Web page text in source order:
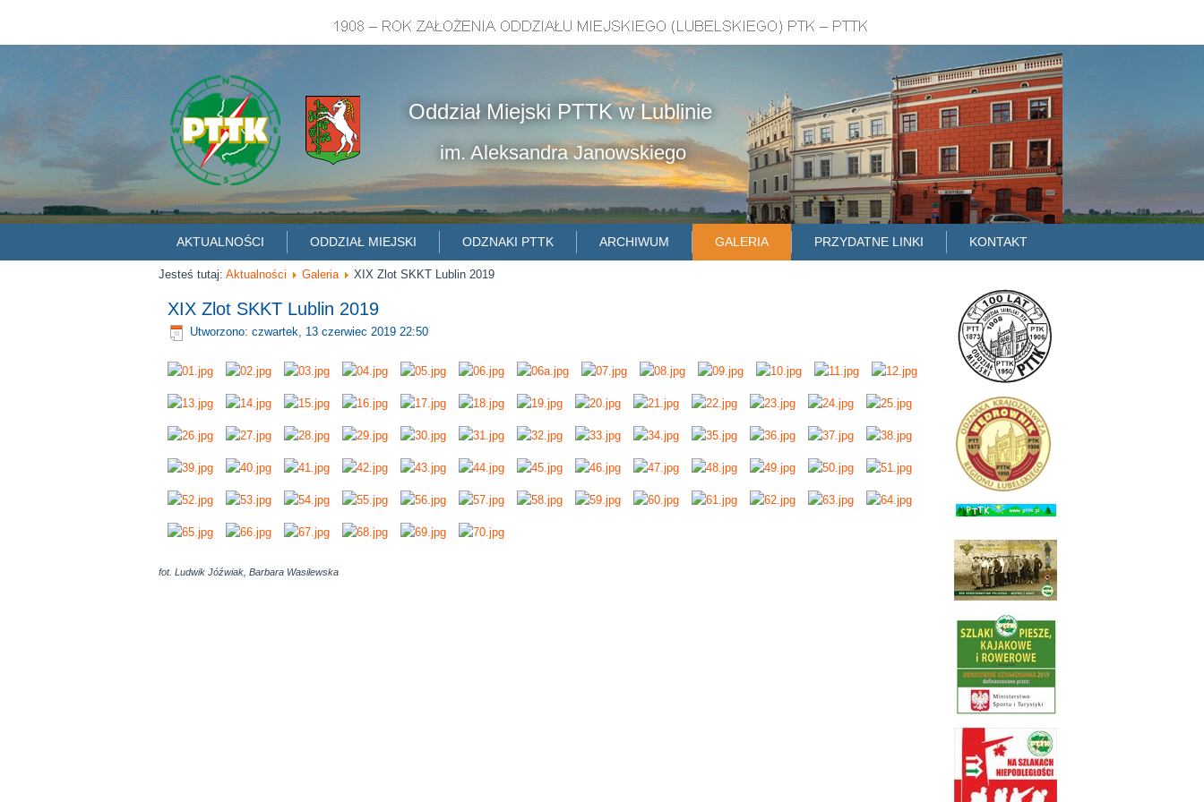
Oddział Miejski PTTK w Lublinie
im. Aleksandra Janowskiego
AKTUALNOŚCI ODDZIAŁ MIEJSKI ODZNAKI PTTK ARCHIWUM GALERIA PRZYDATNE LINKI KONTAKT
Jesteś tutaj: Aktualności Galeria XIX Zlot SKKT Lublin 2019
XIX Zlot SKKT Lublin 2019
Utworzono: czwartek, 13 czerwiec 2019 22:50
fot. Ludwik Jóźwiak, Barbara Wasilewska